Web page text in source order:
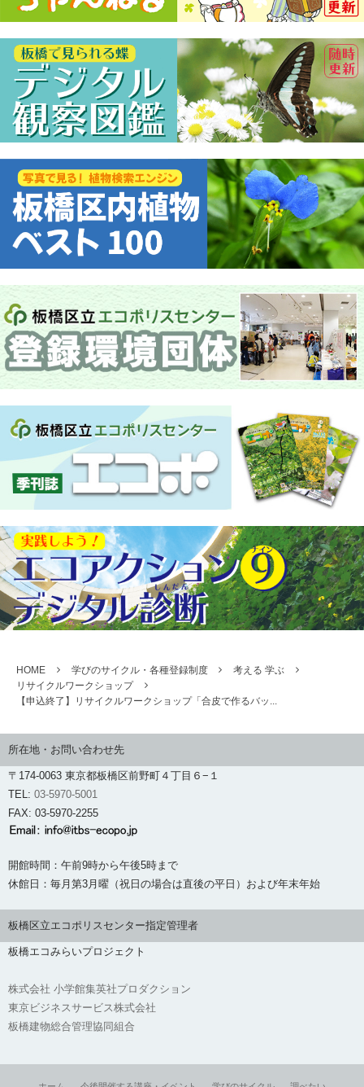
HOME 学びのサイクル・各種登録制度
考える 学ぶ
リサイクルワークショップ
【申込終了】リサイクルワークショップ「合皮で作るバッ...
所在地・お問い合わせ先
〒174-0063 東京都板橋区前野町４丁目６−１
TEL: 03-5970-5001
FAX: 03-5970-2255
開館時間：午前9時から午後5時まで
休館日：毎月第3月曜（祝日の場合は直後の平日）および年末年始
板橋区立エコポリスセンター指定管理者
板橋エコみらいプロジェクト
株式会社 小学館集英社プロダクション
東京ビジネスサービス株式会社
板橋建物総合管理協同組合